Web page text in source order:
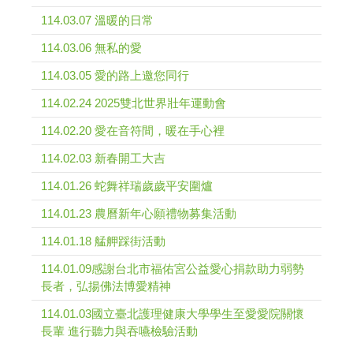
114.03.07 溫暖的日常
114.03.06 無私的愛
114.03.05 愛的路上邀您同行
114.02.24 2025雙北世界壯年運動會
114.02.20 愛在音符間，暖在手心裡
114.02.03 新春開工大吉
114.01.26 蛇舞祥瑞歲歲平安圍爐
114.01.23 農曆新年心願禮物募集活動
114.01.18 艋舺踩街活動
114.01.09感謝台北市福佑宮公益愛心捐款助力弱勢
長者，弘揚佛法博愛精神
114.01.03國立臺北護理健康大學學生至愛愛院關懷
長輩 進行聽力與吞嚥檢驗活動